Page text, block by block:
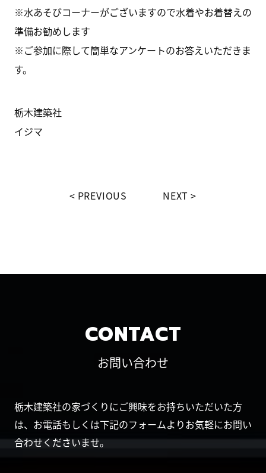
※水あそびコーナーがございますので水着やお着替えの
準備お勧めします
※ご参加に際して簡単なアンケートのお答えいただきま
す。
栃木建築社
イジマ
PREVIOUS NEXT
CONTACT
お問い合わせ
栃木建築社の家づくりにご興味をお持ちいただいた方
は、お電話もしくは下記のフォームよりお気軽にお問い
合わせくださいませ。